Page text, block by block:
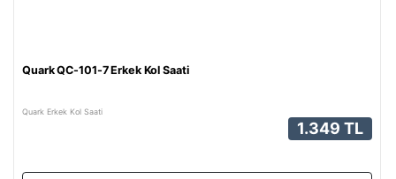
Quark QC-101-7 Erkek Kol Saati
Quark Erkek Kol Saati
1.349 TL